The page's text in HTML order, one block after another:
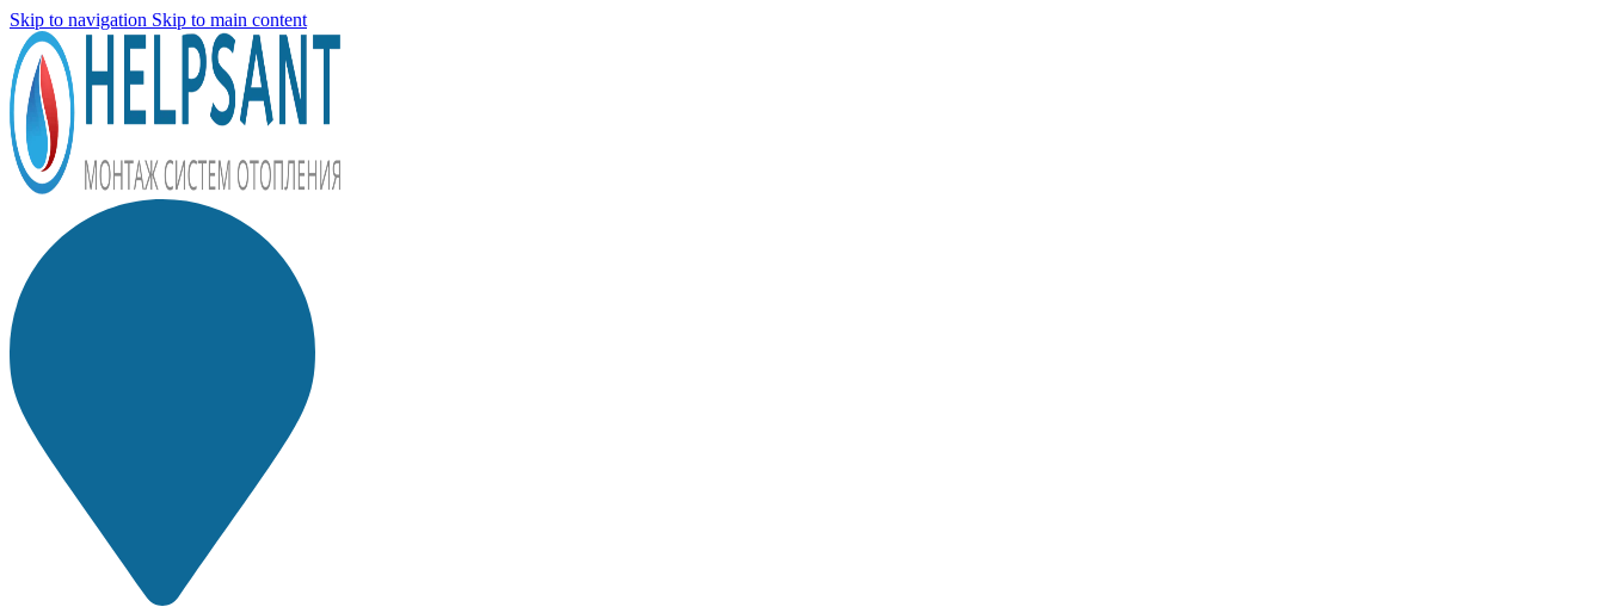
Skip to navigation Skip to main content